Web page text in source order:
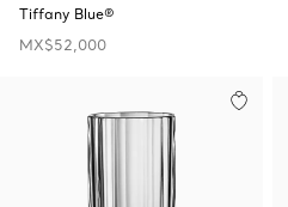
Tiffany Blue®
MX$52,000